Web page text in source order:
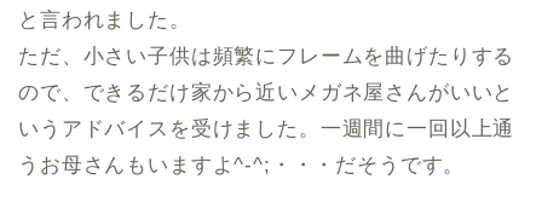
と言われました。
ただ、小さい子供は頻繁にフレームを曲げたりする
ので、できるだけ家から近いメガネ屋さんがいいと
いうアドバイスを受けました。一週間に一回以上通
うお母さんもいますよ^-^;・・・だそうです。